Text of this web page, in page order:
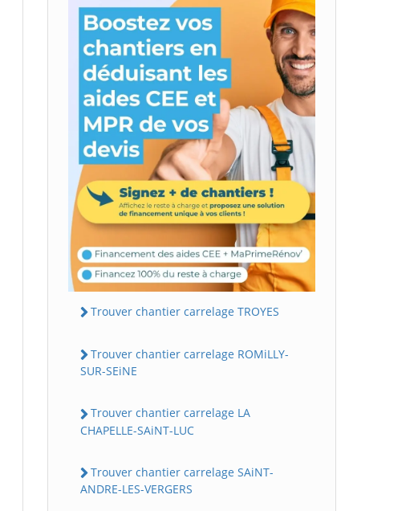
Trouver chantier carrelage TROYES
Trouver chantier carrelage ROMiLLY-
SUR-SEiNE
Trouver chantier carrelage LA
CHAPELLE-SAiNT-LUC
Trouver chantier carrelage SAiNT-
ANDRE-LES-VERGERS